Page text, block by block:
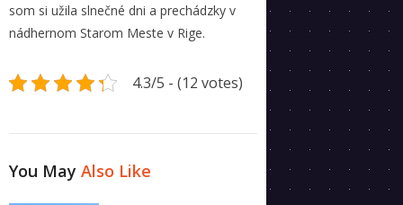
som si užila slnečné dni a prechádzky v
nádhernom Starom Meste v Rige.
4.3/5 - (12 votes)
You May Also Like